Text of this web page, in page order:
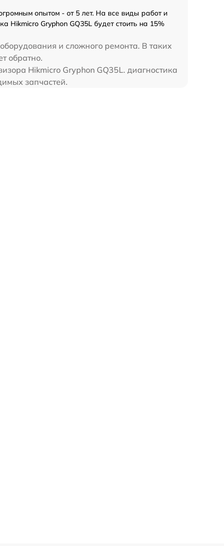
опытом - от 5 лет. На все виды работ и
Hikmicro Gryphon GQ35L будет стоить на 15%
и сложного ремонта. В таких
обратно.
Hikmicro Gryphon GQ35L. диагностика
запчастей.